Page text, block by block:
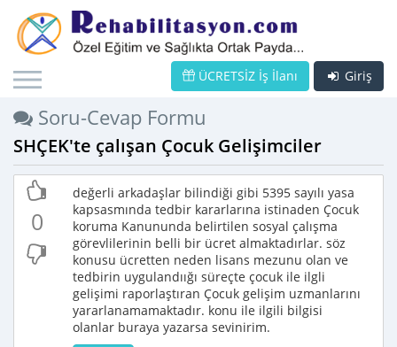
Giriş
ÜCRETSİZ İş İlanı
Soru-Cevap Formu
SHÇEK'te çalışan Çocuk Gelişimciler
0
değerli arkadaşlar bilindiği gibi 5395 sayılı yasa
kapsasmında tedbir kararlarına istinaden Çocuk
koruma Kanununda belirtilen sosyal çalışma
görevlilerinin belli bir ücret almaktadırlar. söz
konusu ücretten neden lisans mezunu olan ve
tedbirin uygulandıığı süreçte çocuk ile ilgli
gelişimi raporlaştıran Çocuk gelişim uzmanlarını
yararlanamamaktadır. konu ile ilgili bilgisi
olanlar buraya yazarsa sevinirim.